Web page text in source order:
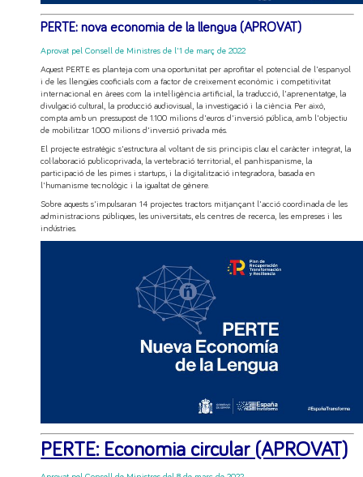
PERTE: nova economia de la llengua (APROVAT)
Aprovat pel Consell de Ministres de l'1 de març de 2022
Aquest PERTE es planteja com una oportunitat per aprofitar el potencial de l'espanyol
i de les llengües cooficials com a factor de creixement econòmic i competitivitat
internacional en àrees com la intel·ligència artificial, la traducció, l'aprenentatge, la
divulgació cultural, la producció audiovisual, la investigació i la ciència. Per això,
compta amb un pressupost de 1.100 milions d'euros d'inversió pública, amb l'objectiu
de mobilitzar 1.000 milions d'inversió privada més.
El projecte estratègic s'estructura al voltant de sis principis clau: el caràcter integrat, la
col·laboració publicoprivada, la vertebració territorial, el panhispanisme, la
participació de les pimes i startups, i la digitalització integradora, basada en
l'humanisme tecnològic i la igualtat de gènere.
Sobre aquests s'impulsaran 14 projectes tractors mitjançant l'acció coordinada de les
administracions públiques, les universitats, els centres de recerca, les empreses i les
indústries.
PERTE: Economia circular (APROVAT)